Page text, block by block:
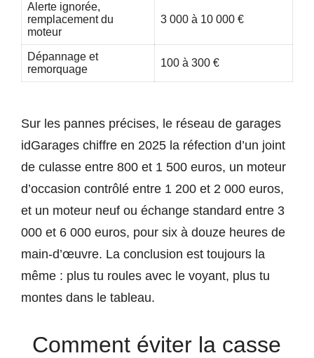
Alerte ignorée,
remplacement du
moteur
3 000 à 10 000 €
Dépannage et
remorquage
100 à 300 €
Sur les pannes précises, le réseau de garages
idGarages chiffre en 2025 la réfection d’un joint
de culasse entre 800 et 1 500 euros, un moteur
d’occasion contrôlé entre 1 200 et 2 000 euros,
et un moteur neuf ou échange standard entre 3
000 et 6 000 euros, pour six à douze heures de
main-d’œuvre. La conclusion est toujours la
même : plus tu roules avec le voyant, plus tu
montes dans le tableau.
Comment éviter la casse